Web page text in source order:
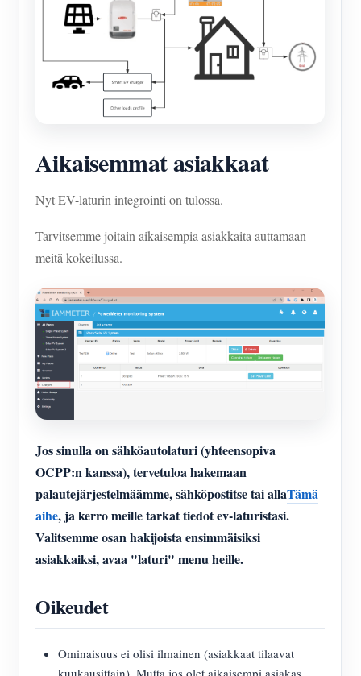
Aikaisemmat asiakkaat
Nyt EV-laturin integrointi on tulossa.
Tarvitsemme joitain aikaisempia asiakkaita auttamaan
meitä kokeilussa.
Jos sinulla on sähköautolaturi (yhteensopiva
OCPP:n kanssa), tervetuloa hakemaan
palautejärjestelmäämme, sähköpostitse tai allaTämä
aihe, ja kerro meille tarkat tiedot ev-laturistasi.
Valitsemme osan hakijoista ensimmäisiksi
asiakkaiksi, avaa "laturi" menu heille.
Oikeudet
Ominaisuus ei olisi ilmainen (asiakkaat tilaavat
kuukausittain). Mutta jos olet aikaisempi asiakas,